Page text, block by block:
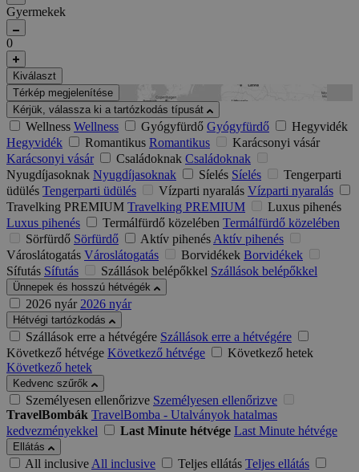
Gyermekek
0
Kiválaszt
Térkép megjelenítése
Kérjük, válassza ki a tartózkodás típusát
Wellness Wellness Gyógyfürdő Gyógyfürdő
Hegyvidék
Hegyvidék
Romantikus Romantikus
Karácsonyi vásár
Karácsonyi vásár
Családoknak Családoknak
Nyugdíjasoknak Nyugdíjasoknak Síelés Síelés
Tengerparti
üdülés Tengerparti üdülés Vízparti nyaralás Vízparti nyaralás
Travelking PREMIUM Travelking PREMIUM
Luxus pihenés
Luxus pihenés
Termálfürdő közelében Termálfürdő közelében
Sörfürdő Sörfürdő Aktív pihenésAktív pihenés
Városlátogatás Városlátogatás Borvidékek Borvidékek
Sífutás Sífutás Szállások belépőkkel Szállások belépőkkel
Ünnepek és hosszú hétvégék
2026 nyár 2026 nyár
Hétvégi tartózkodás
Szállások erre a hétvégére Szállások erre a hétvégére
Következő hétvége Következő hétvége
Következő hetek
Következő hetek
Kedvenc szűrők
Személyesen ellenőrizve Személyesen ellenőrizve
TravelBombák TravelBomba - Utalványok hatalmas
kedvezményekkel
Last Minute hétvége Last Minute hétvége
Ellátás
All inclusiveAll inclusive Teljes ellátás Teljes ellátás